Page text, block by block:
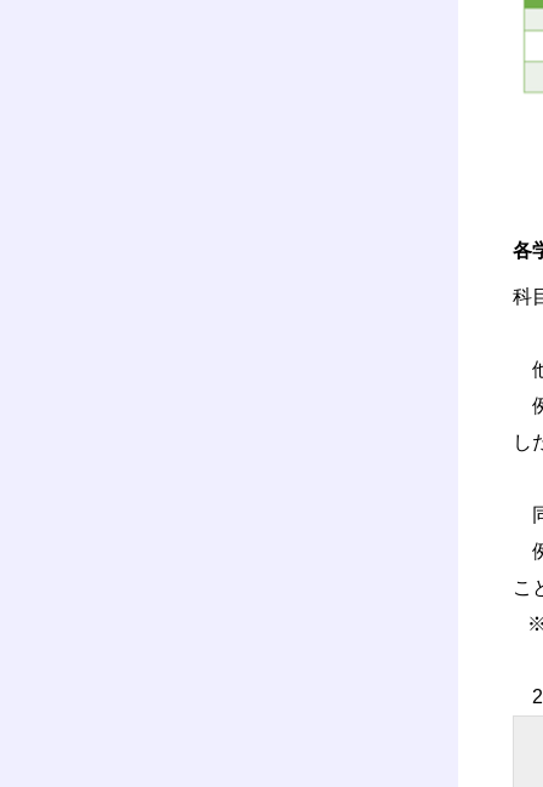
各
科
し
こ
※